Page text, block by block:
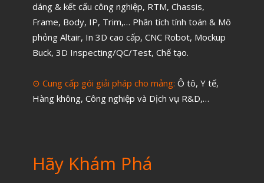
dáng & kết cấu công nghiệp, RTM, Chassis,
Frame, Body, IP, Trim,… Phân tích tính toán & Mô
phỏng Altair, In 3D cao cấp, CNC Robot, Mockup
Buck, 3D Inspecting/QC/Test, Chế tạo.
⊙ Cung cấp gói giải pháp cho mảng: Ô tô, Y tế,
Hàng không, Công nghiệp và Dịch vụ R&D,…
Hãy Khám Phá